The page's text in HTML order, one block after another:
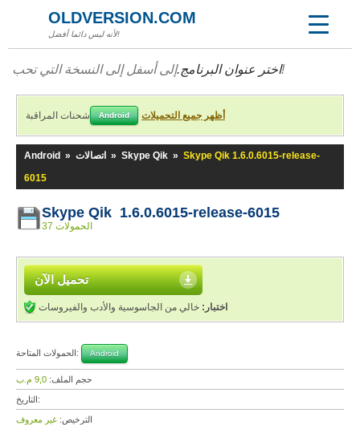
OLDVERSION.COM
لأنه ليس دائما أفضل!
اختر عنوان البرنامج.إلى أسفل إلى النسخة التي تحب!
شحنات المراقبة Android أظهر جميع التحميلات
Android » اتصالات » Skype Qik » Skype Qik 1.6.0.6015-release-
6015
Skype Qik 1.6.0.6015-release-6015
37 الحمولات
تحميل الآن
اختبار: خالي من الجاسوسية والأدب والفيروسات
الحمولات المتاحة: Android
حجم الملف: 9,0 م.ب
التاريخ:
الترخيص: غير معروف